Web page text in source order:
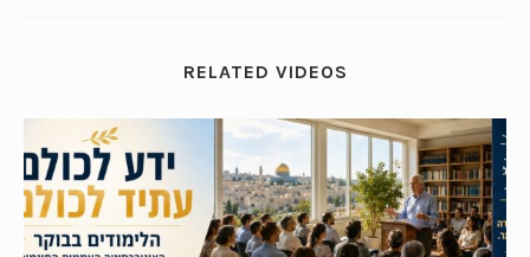
RELATED VIDEOS